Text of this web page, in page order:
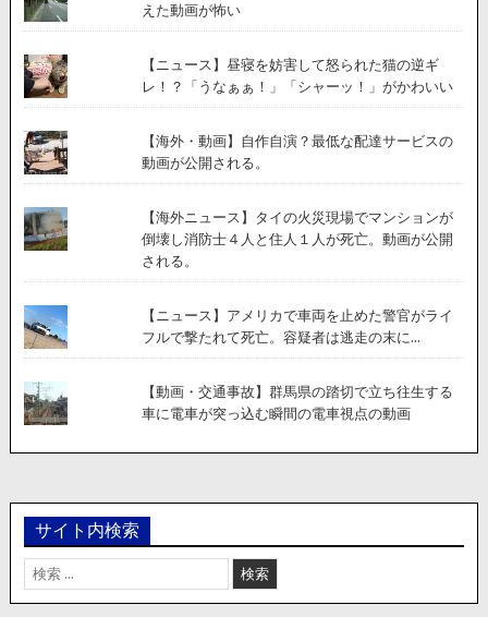
えた動画が怖い
【ニュース】昼寝を妨害して怒られた猫の逆ギ
レ！？「うなぁぁ！」「シャーッ！」がかわいい
【海外・動画】自作自演？最低な配達サービスの
動画が公開される。
【海外ニュース】タイの火災現場でマンションが
倒壊し消防士４人と住人１人が死亡。動画が公開
される。
【ニュース】アメリカで車両を止めた警官がライ
フルで撃たれて死亡。容疑者は逃走の末に...
【動画・交通事故】群馬県の踏切で立ち往生する
車に電車が突っ込む瞬間の電車視点の動画
サイト内検索
検
索: